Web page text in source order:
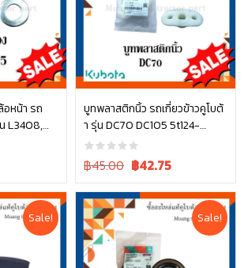
หน้า รถ
L3408,
ร้า
บูทพลาสติกนิ้ว รถเกี่ยวข้าวคูโบต้
า รุ่น DC70 DC105 5t124-
52463
Original
was:
฿45.00.
฿45.00 Current
is:
฿45.00.
฿42.75
หยิบใส่ตะกร้า
Sale! Sale!